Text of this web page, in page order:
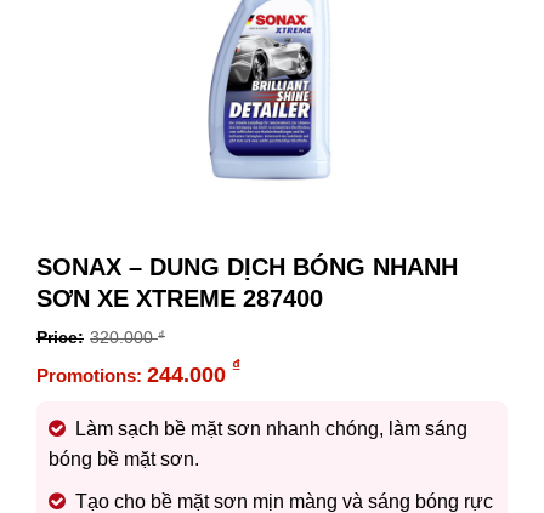
SONAX – DUNG DỊCH BÓNG NHANH
SƠN XE XTREME 287400
320.000₫
Original
was:
320.000 ₫.
244.000 ₫
price
is:
244.000 ₫.
Làm sạch bề mặt sơn nhanh chóng, làm sáng
bóng bề mặt sơn.
Tạo cho bề mặt sơn mịn màng và sáng bóng rực